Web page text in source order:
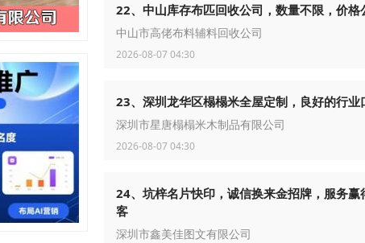
22、中山库存布匹回收公司，数量不限，价格
中山市高佬布料辅料回收公司
2026-08-07 04:30
23、深圳龙华区榻榻米全屋定制，良好的行业
深圳市星唐榻榻米木制品有限公司
2026-08-07 04:30
24、坑梓名片快印，诚信换来金招牌，服务赢
客
深圳市鑫美佳图文有限公司